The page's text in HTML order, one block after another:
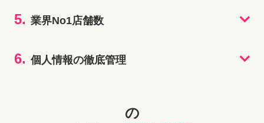
5. 業界No1店舗数
6. 個人情報の徹底管理
の